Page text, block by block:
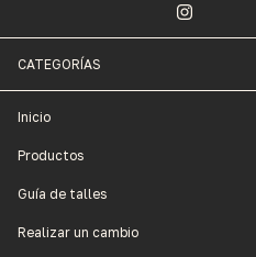
CATEGORÍAS
Inicio
Productos
Guía de talles
Realizar un cambio